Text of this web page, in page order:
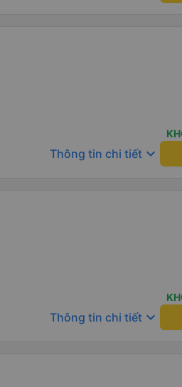
Thông tin chi tiết keyboard_arrow_down
Thông tin chi tiết keyboard_arrow_down